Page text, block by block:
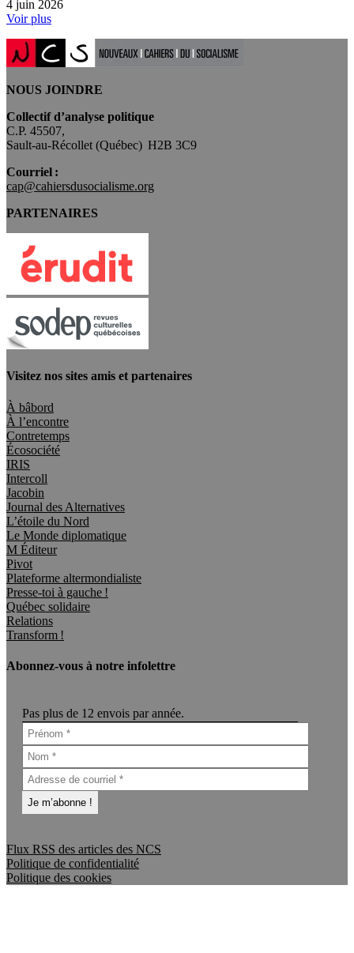
4 juin 2026
Voir plus
NOUS JOINDRE
Collectif d’analyse politique
C.P. 45507,
Sault-au-Récollet (Québec) H2B 3C9
Courriel :
cap@cahiersdusocialisme.org
PARTENAIRES
Visitez nos sites amis et partenaires
À bâbord
À l’encontre
Contretemps
Écosociété
IRIS
Intercoll
Jacobin
Journal des Alternatives
L’étoile du Nord
Le Monde diplomatique
M Éditeur
Pivot
Plateforme altermondialiste
Presse-toi à gauche !
Québec solidaire
Relations
Transform !
Abonnez-vous à notre infolettre
Pas plus de 12 envois par année.
Flux RSS des articles des NCS
Politique de confidentialité
Politique des cookies